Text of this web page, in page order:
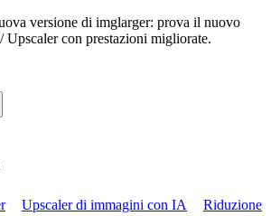
versione di imglarger: prova il nuovo
Upscaler con prestazioni migliorate.
Upscaler di immagini con IA
Riduzione